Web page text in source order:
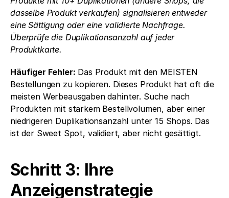
dasselbe Produkt verkaufen) signalisieren entweder
eine Sättigung oder eine validierte Nachfrage.
Überprüfe die Duplikationsanzahl auf jeder
Produktkarte.
Häufiger Fehler: Das Produkt mit den MEISTEN
Bestellungen zu kopieren. Dieses Produkt hat oft die
meisten Werbeausgaben dahinter. Suche nach
Produkten mit starkem Bestellvolumen, aber einer
niedrigeren Duplikationsanzahl unter 15 Shops. Das
ist der Sweet Spot, validiert, aber nicht gesättigt.
Schritt 3: Ihre
Anzeigenstrategie